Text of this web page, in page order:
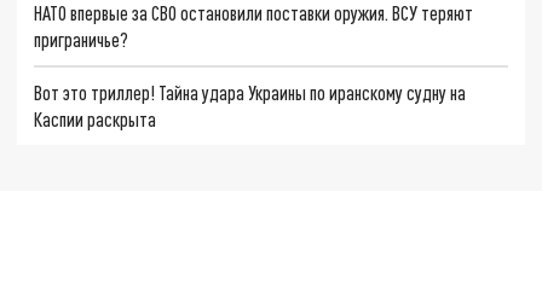
НАТО впервые за СВО остановили поставки оружия. ВСУ теряют
приграничье?
Вот это триллер! Тайна удара Украины по иранскому судну на
Каспии раскрыта